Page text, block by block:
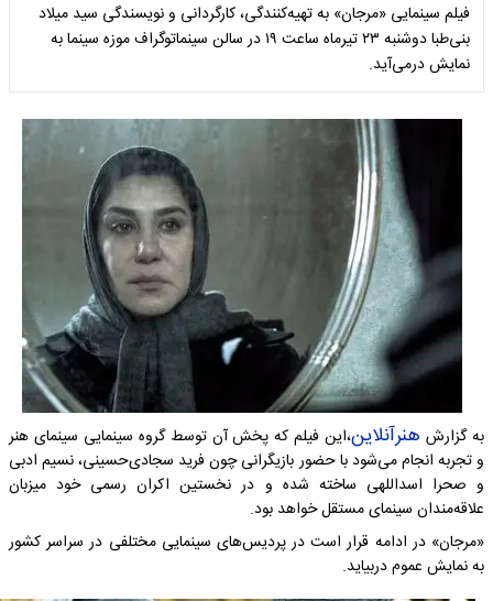
فیلم سینمایی «مرجان» به تهیه‌کنندگی، کارگردانی و نویسندگی سید میلاد
بنی‌طبا دوشنبه ۲۳ تیرماه ساعت ۱۹ در سالن سینماتوگراف موزه سینما به
نمایش درمی‌آید.
به گزارش هنرآنلاین،این فیلم که پخش آن توسط گروه سینمایی سینمای هنر
و تجربه انجام می‌شود با حضور بازیگرانی چون فرید سجادی‌حسینی، نسیم ادبی
و صحرا اسداللهی ساخته شده و در نخستین اکران رسمی خود میزبان
علاقه‌مندان سینمای مستقل خواهد بود.
«مرجان» در ادامه قرار است در پردیس‌های سینمایی مختلفی در سراسر کشور
به نمایش عموم دربیاید.